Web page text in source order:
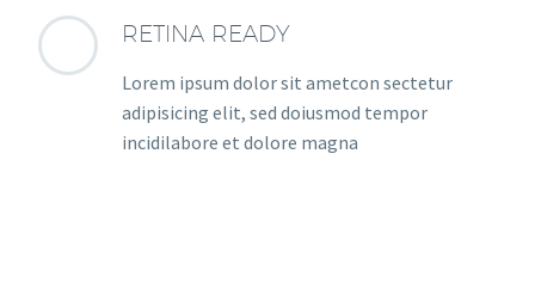
RETINA READY
Lorem ipsum dolor sit ametcon sectetur
adipisicing elit, sed doiusmod tempor
incidilabore et dolore magna